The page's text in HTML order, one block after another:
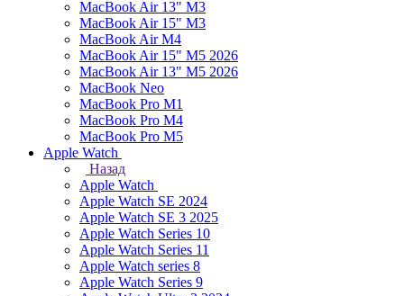
MacBook Air 13" M3
MacBook Air 15" M3
MacBook Air M4
MacBook Air 15" М5 2026
MacBook Air 13" М5 2026
MacBook Neo
MacBook Pro M1
MacBook Pro M4
MacBook Pro M5
Apple Watch
Назад
Apple Watch
Apple Watch SE 2024
Apple Watch SE 3 2025
Apple Watch Series 10
Apple Watch Series 11
Apple Watch series 8
Apple Watch Series 9